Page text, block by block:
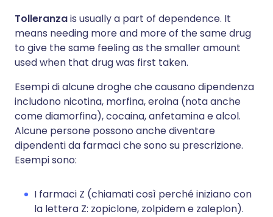
Tolleranzais usually a part of dependence. It
means needing more and more of the same drug
to give the same feeling as the smaller amount
used when that drug was first taken.
Esempi di alcune droghe che causano dipendenza
includono nicotina, morfina, eroina (nota anche
come diamorfina), cocaina, anfetamina e alcol.
Alcune persone possono anche diventare
dipendenti da farmaci che sono su prescrizione.
Esempi sono:
I farmaci Z (chiamati così perché iniziano con
la lettera Z: zopiclone, zolpidem e zaleplon).